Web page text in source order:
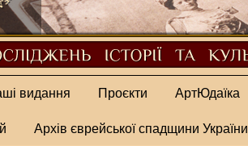
видання Проєкти АртЮдаїка
Архів єврейської спадщини України